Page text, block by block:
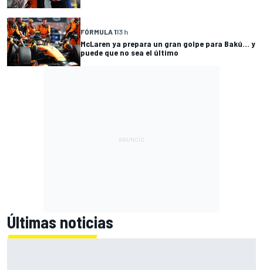
FÓRMULA 113 h
McLaren ya prepara un gran golpe para Bakú... y
puede que no sea el último
Últimas noticias